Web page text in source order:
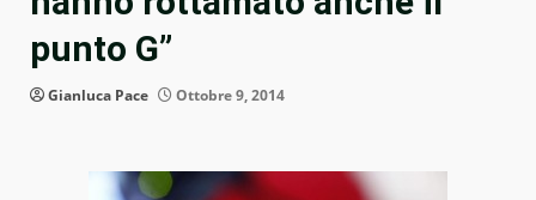
punto G”
Gianluca Pace Ottobre 9, 2014